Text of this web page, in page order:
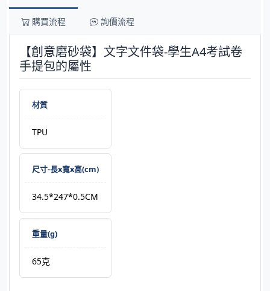
購買流程 詢價流程
【創意磨砂袋】文字文件袋-學生A4考試卷
手提包的屬性
材質
TPU
尺寸-長x寬x高(cm)
34.5*247*0.5CM
重量(g)
65克